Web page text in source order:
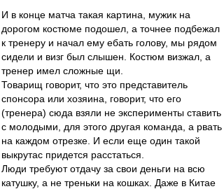
И в конце матча такая картина, мужик на
дорогом костюме подошел, а точнее подбежал
к тренеру и начал ему ебать голову, мы рядом
сидели и визг был слышен. Костюм визжал, а
тренер имел сложные щи.
Товарищ говорит, что это представитель
спонсора или хозяина, говорит, что его
(тренера) сюда взяли не эксперименты ставить
с молодыми, для этого другая команда, а рвать
на каждом отрезке. И если еще один такой
выкрутас придется расстаться.
Люди требуют отдачу за свои деньги на всю
катушку, а не треньки на кошках. Даже в Китае